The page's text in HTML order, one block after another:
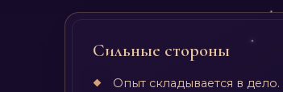
Сильные стороны
Опыт складывается в дело.